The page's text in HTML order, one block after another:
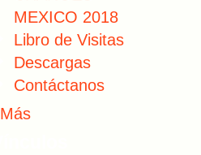
MEXICO 2018
Libro de Visitas
Descargas
Contáctanos
Más